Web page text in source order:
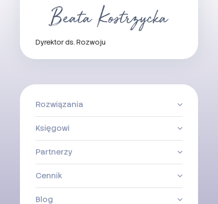
Dyrektor ds. Rozwoju
Rozwiązania
Księgowi
Partnerzy
Cennik
Blog